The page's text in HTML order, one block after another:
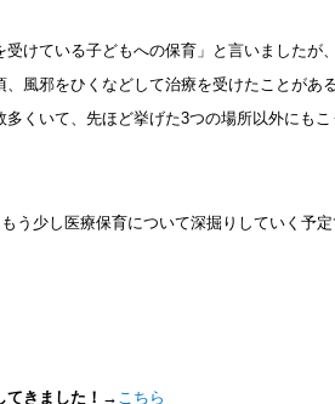
けている子どもへの保育」と言いましたが
風邪をひくなどして治療を受けたことがあ
くいて、先ほど挙げた3つの場所以外にも
う少し医療保育について深掘りしていく予
てきました！→ こちら